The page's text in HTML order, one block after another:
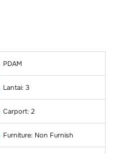
PDAM
Lantai: 3
Carport: 2
Furniture: Non Furnish